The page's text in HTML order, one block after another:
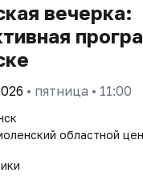
вечерка:
• пятница • 11:00
областной